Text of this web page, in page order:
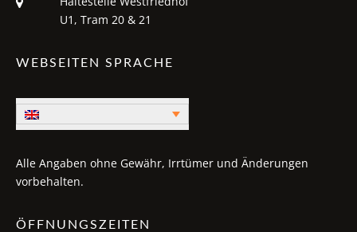
U1, Tram 20 & 21
WEBSEITEN SPRACHE
Alle Angaben ohne Gewähr, Irrtümer und Änderungen
vorbehalten.
ÖFFNUNGSZEITEN